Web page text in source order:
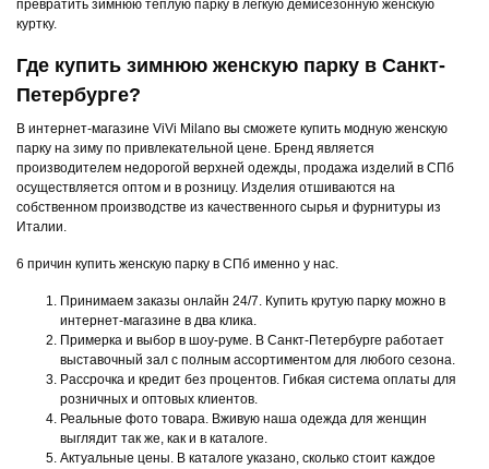
превратить зимнюю теплую парку в легкую демисезонную женскую
куртку.
Где купить зимнюю женскую парку в Санкт-
Петербурге?
В интернет-магазине ViVi Milano вы сможете купить модную женскую
парку на зиму по привлекательной цене. Бренд является
производителем недорогой верхней одежды, продажа изделий в СПб
осуществляется оптом и в розницу. Изделия отшиваются на
собственном производстве из качественного сырья и фурнитуры из
Италии.
6 причин купить женскую парку в СПб именно у нас.
Принимаем заказы онлайн 24/7. Купить крутую парку можно в
интернет-магазине в два клика.
Примерка и выбор в шоу-руме. В Санкт-Петербурге работает
выставочный зал с полным ассортиментом для любого сезона.
Рассрочка и кредит без процентов. Гибкая система оплаты для
розничных и оптовых клиентов.
Реальные фото товара. Вживую наша одежда для женщин
выглядит так же, как и в каталоге.
Актуальные цены. В каталоге указано, сколько стоит каждое